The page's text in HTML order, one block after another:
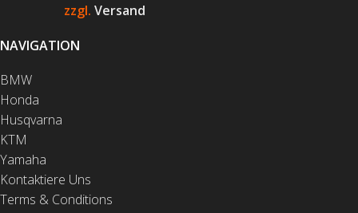
zzgl. Versand
NAVIGATION
BMW
Honda
Husqvarna
KTM
Yamaha
Kontaktiere Uns
Terms & Conditions